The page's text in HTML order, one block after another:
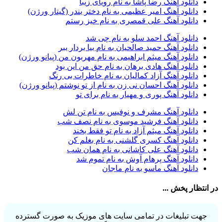
آران براتی و ایمان حمیدی1
آران، مُوِرس و وینتِرس1
آرپژ1
آرتا
آرتا اسدی1
آرتا و سارن1
آرتام1
آرتان گادلی1
آرتبن بهادری1
آرتين شاهوران1
آرتی1
آرتین
1
آرتین بهادری12
آرتین سلیمانی1
آردا1
آرسام1
آرسام سالار1
آرسین2
آرش AP1
آرش AP و مسیح
آرش آج1
آرش ای پی
دانلود آهنگ امیر عظیمی به نام دختر بندر (گیتار ورژن)
دانلود آهنگ علی قمصری به نام خیز رستم
دانلود آهنگ احمد سلو به نام چی شد
دانلود آهنگ حمید صالحیان به نام بیا بردار ببر
دانلود آهنگ میثم ابراهیمی به نام مهربون من (پیانو ورژن)
دانلود آهنگ هادی برهان به نام حق من این بود
دانلود آهنگ آزاد کمالیان به نام خاطرات بی رنگ
دانلود آهنگ احسان نی زن به نام از تو نوشتم (پیانو ورژن)
دانلود آهنگ پوری و مهیار به نام برای تو
دانلود آهنگ مشرف و نوفیس به نام تن لش
دانلود آهنگ فرشید موسوی به نام نصف شب
دانلود آهنگ میثم آزاد به نام تو فقط بخند
دانلود آهنگ کسری گلشنی به نام بغلم کن
دانلود آهنگ علی کاشانی به نام همان شب
دانلود آهنگ پرهام آوش به نام تموم شد
دانلود آهنگ ماسو به نام ماجان
در انتظار پخش ...
جهت تبلیغات در تمامی سایت های موزیک به صورت گسترده